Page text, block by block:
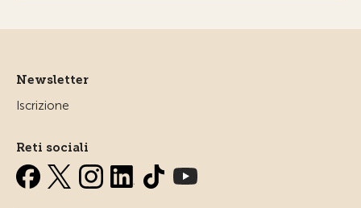
Newsletter
Iscrizione
Reti sociali